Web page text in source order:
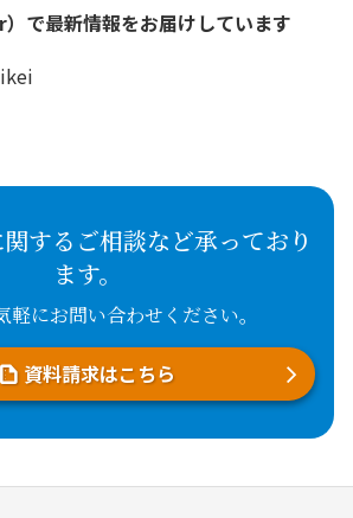
で最新情報をお届けしています
するご相談など承っており
ます。
軽にお問い合わせください。
資料請求はこちら